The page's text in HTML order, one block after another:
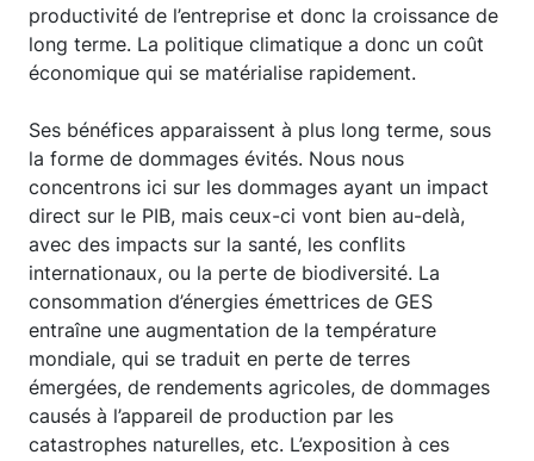
productivité de l’entreprise et donc la croissance de
long terme. La politique climatique a donc un coût
économique qui se matérialise rapidement.
Ses bénéfices apparaissent à plus long terme, sous
la forme de dommages évités. Nous nous
concentrons ici sur les dommages ayant un impact
direct sur le PIB, mais ceux-ci vont bien au-delà,
avec des impacts sur la santé, les conflits
internationaux, ou la perte de biodiversité. La
consommation d’énergies émettrices de GES
entraîne une augmentation de la température
mondiale, qui se traduit en perte de terres
émergées, de rendements agricoles, de dommages
causés à l’appareil de production par les
catastrophes naturelles, etc. L’exposition à ces